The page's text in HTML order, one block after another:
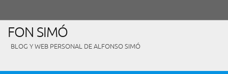
contenido
FON SIMÓ
BLOG Y WEB PERSONAL DE ALFONSO SIMÓ